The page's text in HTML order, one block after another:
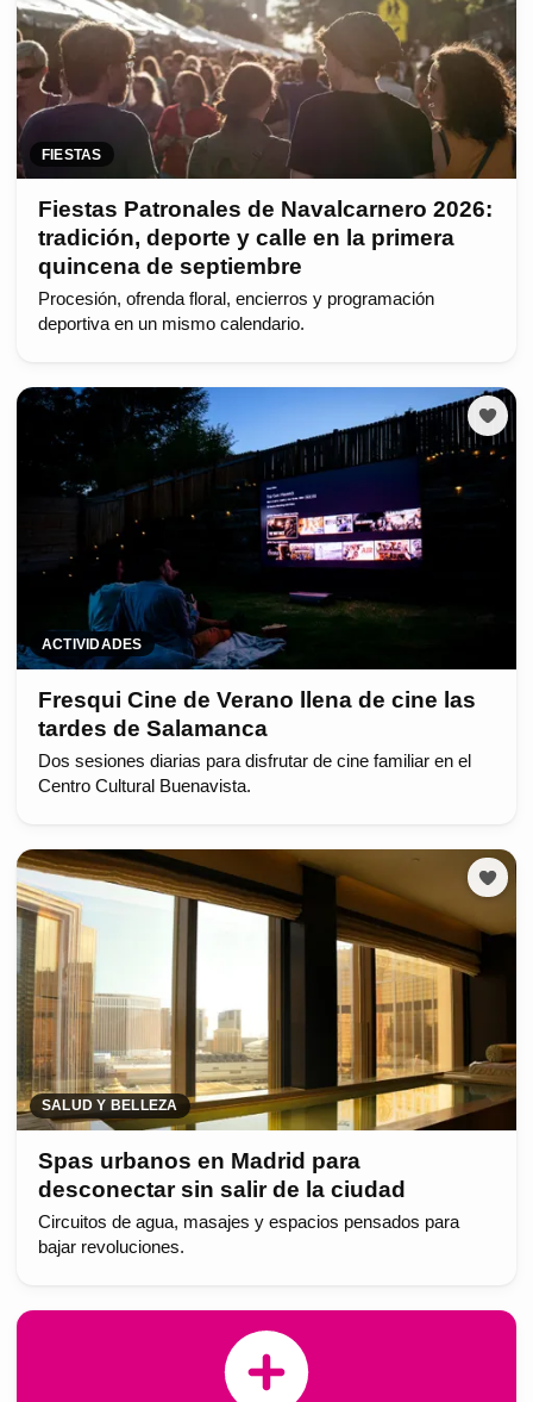
FIESTAS
Fiestas Patronales de Navalcarnero 2026:
tradición, deporte y calle en la primera
quincena de septiembre
Procesión, ofrenda floral, encierros y programación
deportiva en un mismo calendario.
ACTIVIDADES
Fresqui Cine de Verano llena de cine las
tardes de Salamanca
Dos sesiones diarias para disfrutar de cine familiar en el
Centro Cultural Buenavista.
SALUD Y BELLEZA
Spas urbanos en Madrid para
desconectar sin salir de la ciudad
Circuitos de agua, masajes y espacios pensados para
bajar revoluciones.